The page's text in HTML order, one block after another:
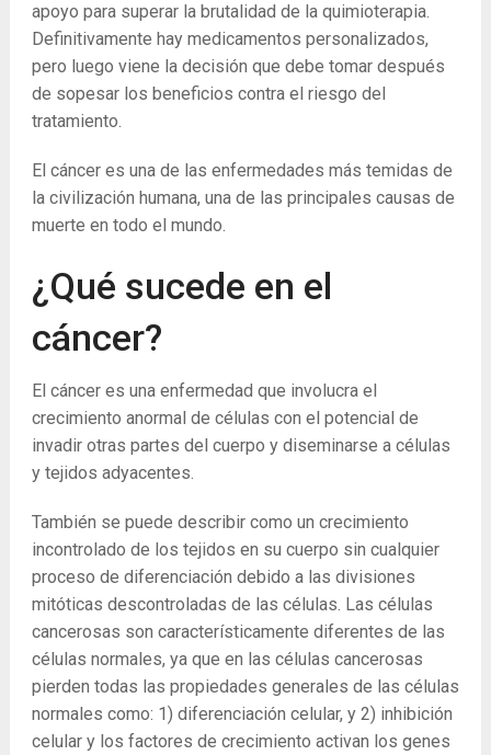
apoyo para superar la brutalidad de la quimioterapia.
Definitivamente hay medicamentos personalizados,
pero luego viene la decisión que debe tomar después
de sopesar los beneficios contra el riesgo del
tratamiento.
El cáncer es una de las enfermedades más temidas de
la civilización humana, una de las principales causas de
muerte en todo el mundo.
¿Qué sucede en el
cáncer?
El cáncer es una enfermedad que involucra el
crecimiento anormal de células con el potencial de
invadir otras partes del cuerpo y diseminarse a células
y tejidos adyacentes.
También se puede describir como un crecimiento
incontrolado de los tejidos en su cuerpo sin cualquier
proceso de diferenciación debido a las divisiones
mitóticas descontroladas de las células. Las células
cancerosas son característicamente diferentes de las
células normales, ya que en las células cancerosas
pierden todas las propiedades generales de las células
normales como: 1) diferenciación celular, y 2) inhibición
celular y los factores de crecimiento activan los genes